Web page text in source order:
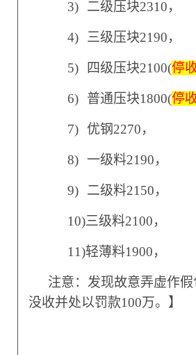
3) 二级压块2310，
4) 三级压块2190，
5) 四级压块2100(停
6) 普通压块1800(停
7) 优钢2270，
8) 一级料2190，
9) 二级料2150，
10)三级料2100，
11)轻薄料1900，
注意：发现故意弄虚作
没收并处以罚款100万。】